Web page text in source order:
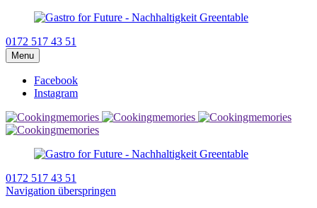
0172 517 43 51
Menu
Facebook
Instagram
0172 517 43 51
Navigation überspringen